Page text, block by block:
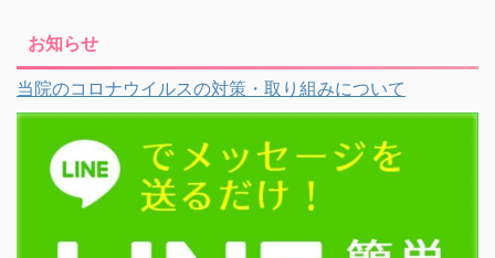
お知らせ
当院のコロナウイルスの対策・取り組みについて